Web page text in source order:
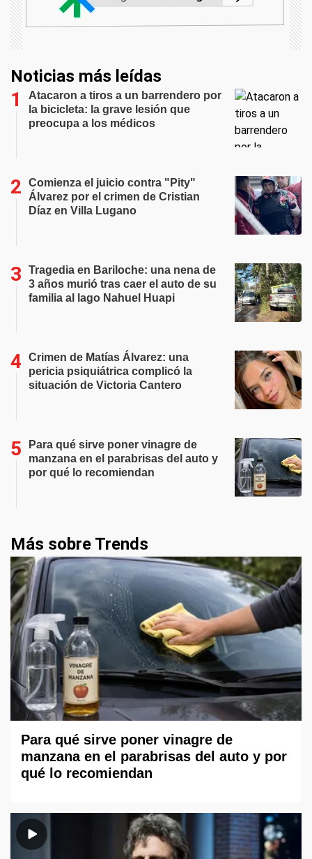
Noticias más leídas
Atacaron a tiros a un barrendero por
la bicicleta: la grave lesión que
preocupa a los médicos
Comienza el juicio contra "Pity"
Álvarez por el crimen de Cristian
Díaz en Villa Lugano
Tragedia en Bariloche: una nena de
3 años murió tras caer el auto de su
familia al lago Nahuel Huapi
Crimen de Matías Álvarez: una
pericia psiquiátrica complicó la
situación de Victoria Cantero
Para qué sirve poner vinagre de
manzana en el parabrisas del auto y
por qué lo recomiendan
Más sobre Trends
Para qué sirve poner vinagre de
manzana en el parabrisas del auto y por
qué lo recomiendan